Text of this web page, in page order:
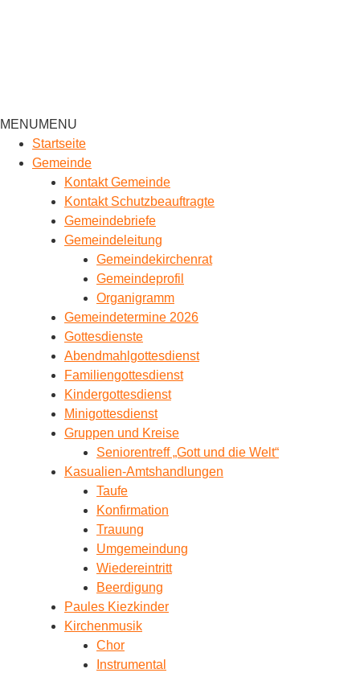
MENUMENU
Startseite
Gemeinde
Kontakt Gemeinde
Kontakt Schutzbeauftragte
Gemeindebriefe
Gemeindeleitung
Gemeindekirchenrat
Gemeindeprofil
Organigramm
Gemeindetermine 2026
Gottesdienste
Abendmahlgottesdienst
Familiengottesdienst
Kindergottesdienst
Minigottesdienst
Gruppen und Kreise
Seniorentreff „Gott und die Welt“
Kasualien-Amtshandlungen
Taufe
Konfirmation
Trauung
Umgemeindung
Wiedereintritt
Beerdigung
Paules Kiezkinder
Kirchenmusik
Chor
Instrumental